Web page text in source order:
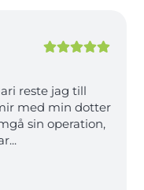
reste jag till
med min dotter
sin operation,
...